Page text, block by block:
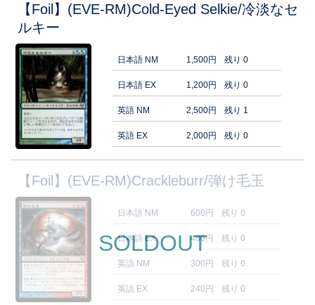
【Foil】(EVE-RM)Cold-Eyed Selkie/冷淡なセ
ルキー
日本語 NM 1,500円 残り 0
日本語 EX 1,200円 残り 0
英語 NM 2,500円 残り 1
英語 EX 2,000円 残り 0
【Foil】(EVE-RM)Crackleburr/弾け毛玉
日本語 NM 600円 残り 0
日本語 EX 480円 残り 0
英語 NM 300円 残り 0
英語 EX 240円 残り 0
SOLDOUT